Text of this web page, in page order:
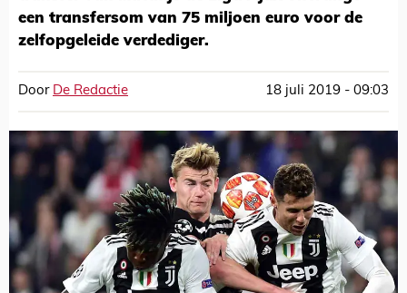
een transfersom van 75 miljoen euro voor de
zelfopgeleide verdediger.
Door De Redactie 18 juli 2019 - 09:03